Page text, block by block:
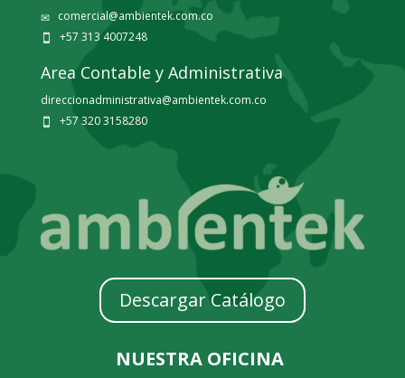
✉ comercial@ambientek.com.co
 +57 313 4007248
Area Contable y Administrativa
direccionadministrativa@ambientek.com.co
 +57 320 3158280
Descargar Catálogo
NUESTRA OFICINA